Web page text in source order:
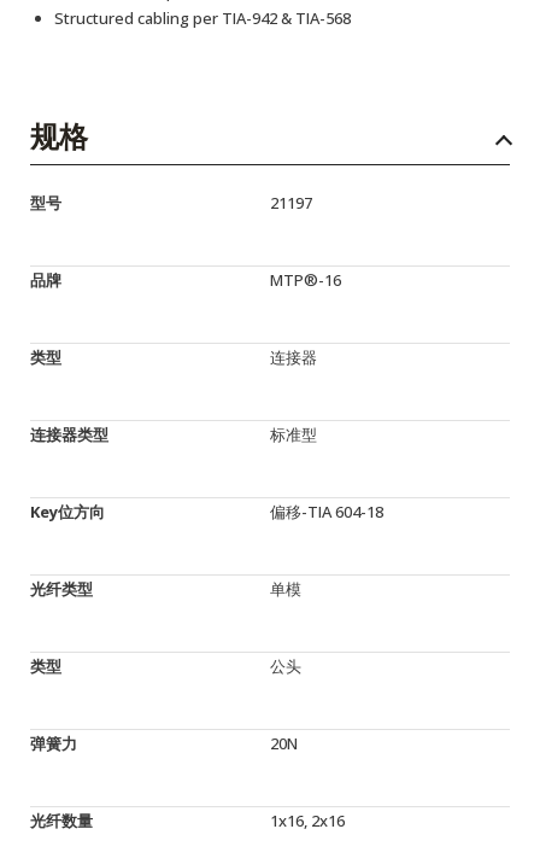
Structured cabling per TIA-942 & TIA-568
规格
型号 21197
品牌 MTP®-16
类型 连接器
连接器类型 标准型
Key位方向 偏移-TIA 604-18
光纤类型 单模
类型 公头
弹簧力 20N
光纤数量 1x16, 2x16